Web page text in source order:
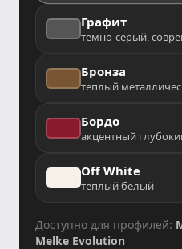
Графит
темно-серый,
Бронза
теплый
Бордо
акцентный
Off White
теплый белый
Доступно для профилей:
Melke Evolution